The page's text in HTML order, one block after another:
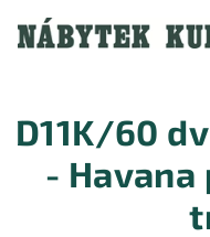
obsah
D11K/60
-